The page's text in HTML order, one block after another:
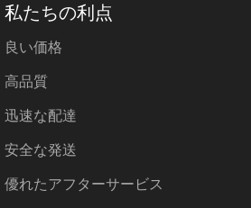
私たちの利点
良い価格
高品質
迅速な配達
安全な発送
優れたアフターサービス